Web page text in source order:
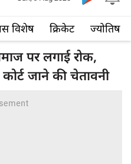
विशेष क्रिकेट ज्योतिष
पर लगाई रोक,
जाने की चेतावनी